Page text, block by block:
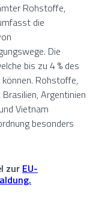
Rohstoffe,
die
Die
bis zu 4 % des
Rohstoffe,
Argentinien
Vietnam
besonders
zur EU-